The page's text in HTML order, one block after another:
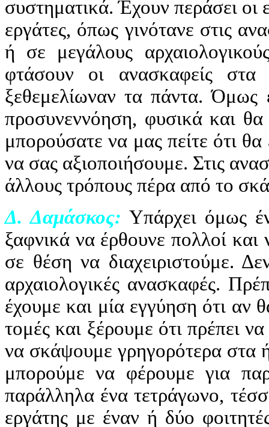
συστηματικά. Έχουν περάσει οι
εργάτες, όπως γινότανε στις
ή σε μεγάλους
φτάσουν οι ανασκαφείς
ξεθεμελίωναν τα πάντα. Όμως
προσυνεννόηση, φυσικά και
μπορούσατε να μας πείτε ότι
να σας αξιοποιήσουμε. Στις
άλλους τρόπους πέρα από το
Δ. Δαμάσκος: Υπάρχει όμως
ξαφνικά να έρθουνε πολλοί και
σε θέση να διαχειριστούμε.
αρχαιολογικές ανασκαφές.
έχουμε και μία εγγύηση ότι αν
τομές και ξέρουμε ότι πρέπει
να σκάψουμε γρηγορότερα στα
μπορούμε να φέρουμε για
παράλληλα ένα τετράγωνο,
εργάτης με έναν ή δύο